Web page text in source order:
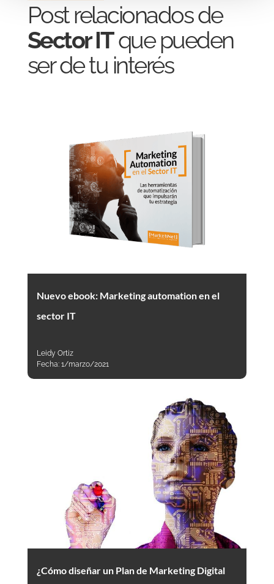
Post relacionados de
Sector ITque pueden
ser de tu interés
Nuevo ebook: Marketing automation en el
sector IT
Leidy Ortiz
Fecha: 1/marzo/2021
¿Cómo diseñar un Plan de Marketing Digital